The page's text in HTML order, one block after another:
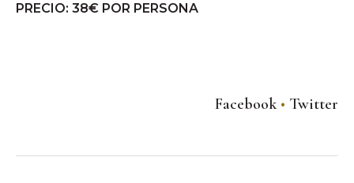
PRECIO: 38€ POR PERSONA
Facebook Twitter